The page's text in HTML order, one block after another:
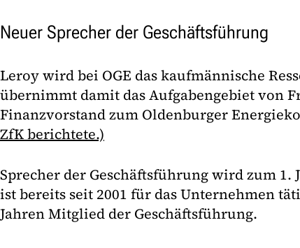
Neuer Sprecher der Geschäftsführung
Leroy wird bei OGE das kaufmännische
übernimmt damit das Aufgabengebiet von
Finanzvorstand zum Oldenburger
ZfK berichtete.)
Sprecher der Geschäftsführung wird zum 1.
ist bereits seit 2001 für das Unternehmen
Jahren Mitglied der Geschäftsführung.